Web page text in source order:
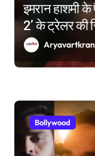
इमरान हाशमी
2’ के ट्रेलर की
Bollywood